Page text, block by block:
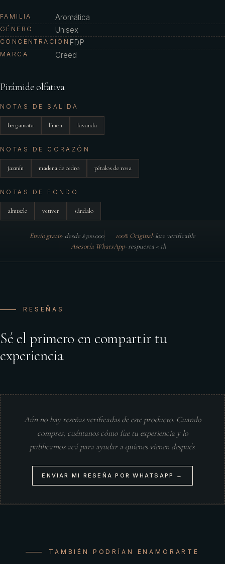
FAMILIA Aromática
GÉNERO Unisex
CONCENTRACIÓN EDP
MARCA Creed
Pirámide olfativa
NOTAS DE SALIDA
bergamota limón lavanda
NOTAS DE CORAZÓN
jazmín madera de cedro pétalos de rosa
NOTAS DE FONDO
almizcle vetiver sándalo
Envío gratis· desde $300.000 100% Original· lote verificable
Asesoría WhatsApp· respuesta < 1h
RESEÑAS
Sé el primero en compartir tu
experiencia
Aún no hay reseñas verificadas de este producto. Cuando
compres, cuéntanos cómo fue tu experiencia y lo
publicamos acá para ayudar a quienes vienen después.
ENVIAR MI RESEÑA POR WHATSAPP →
TAMBIÉN PODRÍAN ENAMORARTE